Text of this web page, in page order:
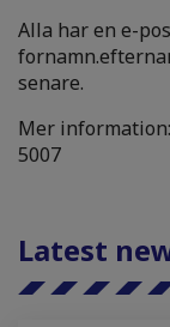
Alla har en e-
senare.
Mer
5007
Latest